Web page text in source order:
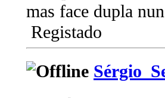
mas face dupla
Registado